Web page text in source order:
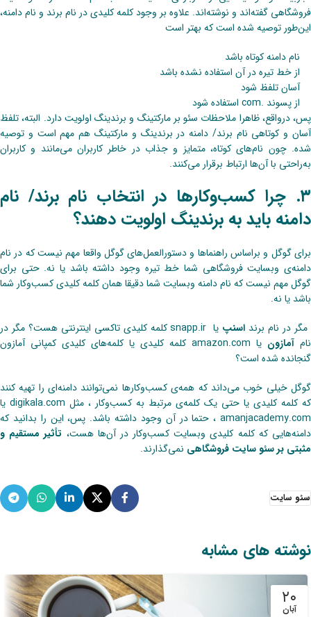
فروشگاهی گفته‌اند و نوشته‌اند. علاوه بر وجود کلمه کلیدی در نام برند و نام دامنه،
این‌طور توصیه شده است که بهتر است
نام دامنه کوتاه باشد
از خط تیره در آن استفاده نشده باشد
آسان تلفظ شود
از پسوند .com استفاده شود
پس، درواقع، ظاهرا ملاحظات سئو بر مارکتینگ و برندینگ اولویت دارد. البته، تلفظ
آسان و کوتاهی نام برند/ دامنه در برندینگ و مارکتینگ هم مهم است و توصیه
شده. چون نام‌های کوتاه، متمایز و جذاب در خاطر کاربران می‌مانند و کاربران
به‌راحتی با آن‌ها ارتباط برقرار می‌کنند.
۳. چرا کسب‌وکارها در انتخاب نام برند/ نام
دامنه باید به برندینگ اولویت دهند؟
برای گوگل و براساس راهنماها و دستورالعمل‌های گوگل واقعا مهم نیست که در نام
دامنه‌ی وبسایت فروشگاهی شما خط تیره وجود داشته باشد یا نه. حتی برای
گوگل مهم نیست که نام دامنه وبسایت شما دقیقا همان کلمه کلیدی کسب‌وکار شما
باشد یا نه.
مگر در نام برند اسنپ
یا snapp.ir کلمه کلیدی تاکسی اینترنتی هست؟ مگر در
نام آمازون
یا amazon.com کلمه کلیدی یا کلمه‌‌های کلیدی کمپانی آمازون
گنجانده شده است؟
گوگل خیلی خوب می‌داند که همه‌ی کسب‌‌وکارها نمی‌توانند دامنه‌ای را تهیه کنند
که کلمه کلیدی یا حتی یک کلمه‌ی مرتبط به کسب‌وکار ، مثل digikala.com یا
amanjacademy.com ، حتما در آن وجود داشته باشد. پس، این را بدانید که
دامنه‌هایی که کلمه کلیدی وبسایت کسب‌وکار در آن‌ها هست، تأثیر مستقیم و
مثبتی بر سئو سایت فروشگاهی نمی‌گذارند.
سئو سایت
نوشته های مشابه
۲۰
آبان